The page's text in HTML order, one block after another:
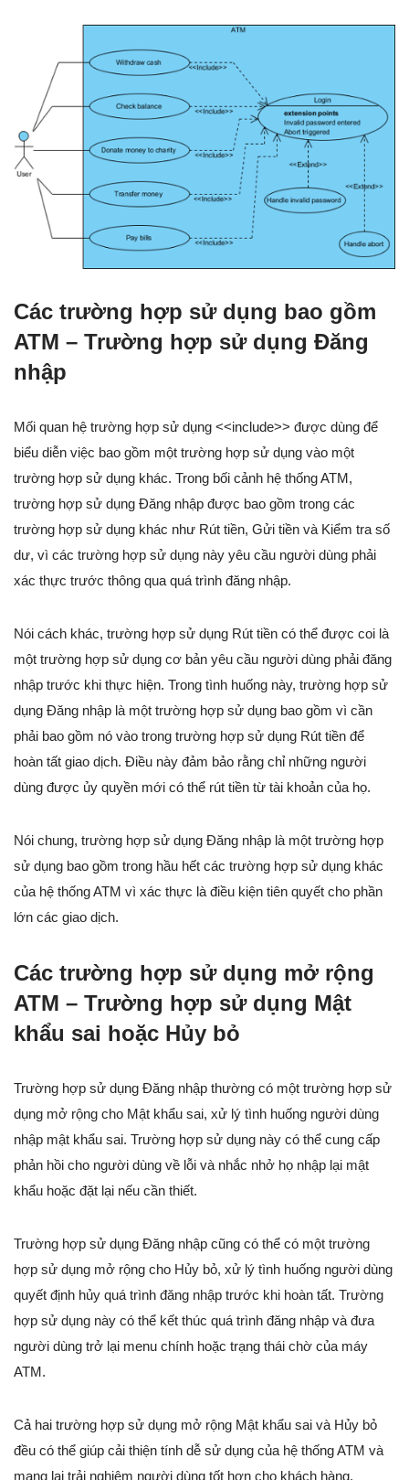
Các trường hợp sử dụng bao gồm
ATM – Trường hợp sử dụng Đăng
nhập
Mối quan hệ trường hợp sử dụng <<include>> được dùng để
biểu diễn việc bao gồm một trường hợp sử dụng vào một
trường hợp sử dụng khác. Trong bối cảnh hệ thống ATM,
trường hợp sử dụng Đăng nhập được bao gồm trong các
trường hợp sử dụng khác như Rút tiền, Gửi tiền và Kiểm tra số
dư, vì các trường hợp sử dụng này yêu cầu người dùng phải
xác thực trước thông qua quá trình đăng nhập.
Nói cách khác, trường hợp sử dụng Rút tiền có thể được coi là
một trường hợp sử dụng cơ bản yêu cầu người dùng phải đăng
nhập trước khi thực hiện. Trong tình huống này, trường hợp sử
dụng Đăng nhập là một trường hợp sử dụng bao gồm vì cần
phải bao gồm nó vào trong trường hợp sử dụng Rút tiền để
hoàn tất giao dịch. Điều này đảm bảo rằng chỉ những người
dùng được ủy quyền mới có thể rút tiền từ tài khoản của họ.
Nói chung, trường hợp sử dụng Đăng nhập là một trường hợp
sử dụng bao gồm trong hầu hết các trường hợp sử dụng khác
của hệ thống ATM vì xác thực là điều kiện tiên quyết cho phần
lớn các giao dịch.
Các trường hợp sử dụng mở rộng
ATM – Trường hợp sử dụng Mật
khẩu sai hoặc Hủy bỏ
Trường hợp sử dụng Đăng nhập thường có một trường hợp sử
dụng mở rộng cho Mật khẩu sai, xử lý tình huống người dùng
nhập mật khẩu sai. Trường hợp sử dụng này có thể cung cấp
phản hồi cho người dùng về lỗi và nhắc nhở họ nhập lại mật
khẩu hoặc đặt lại nếu cần thiết.
Trường hợp sử dụng Đăng nhập cũng có thể có một trường
hợp sử dụng mở rộng cho Hủy bỏ, xử lý tình huống người dùng
quyết định hủy quá trình đăng nhập trước khi hoàn tất. Trường
hợp sử dụng này có thể kết thúc quá trình đăng nhập và đưa
người dùng trở lại menu chính hoặc trạng thái chờ của máy
ATM.
Cả hai trường hợp sử dụng mở rộng Mật khẩu sai và Hủy bỏ
đều có thể giúp cải thiện tính dễ sử dụng của hệ thống ATM và
mang lại trải nghiệm người dùng tốt hơn cho khách hàng.